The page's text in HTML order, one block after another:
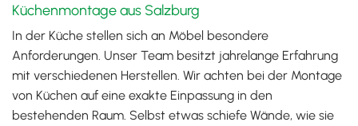
Küchenmontage aus Salzburg
In der Küche stellen sich an Möbel besondere
Anforderungen. Unser Team besitzt jahrelange Erfahrung
mit verschiedenen Herstellen. Wir achten bei der Montage
von Küchen auf eine exakte Einpassung in den
bestehenden Raum. Selbst etwas schiefe Wände, wie sie